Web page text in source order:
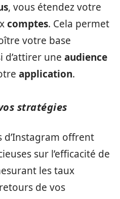
, vous étendez votre
comptes. Cela permet
votre base
d’attirer une audience
application.
stratégies
d’Instagram offrent
sur l’efficacité de
les taux
de vos